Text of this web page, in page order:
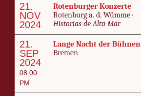
21.
NOV
2024
Roten­burg­er Konz­erte
Roten­burg a. d. Wümme ·
His­to­rias de Al­ta Mar
21.
SEP
2024
08:00
PM
Lange Nacht der Büh­nen
Bre­men